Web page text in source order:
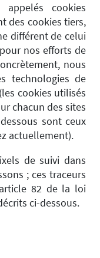
appelés cookies
des cookies tiers,
différent de celui
nos efforts de
nous
technologies de
cookies utilisés
chacun des sites
sont ceux
actuellement).
de suivi dans
; ces traceurs
82 de la loi
ci-dessous.